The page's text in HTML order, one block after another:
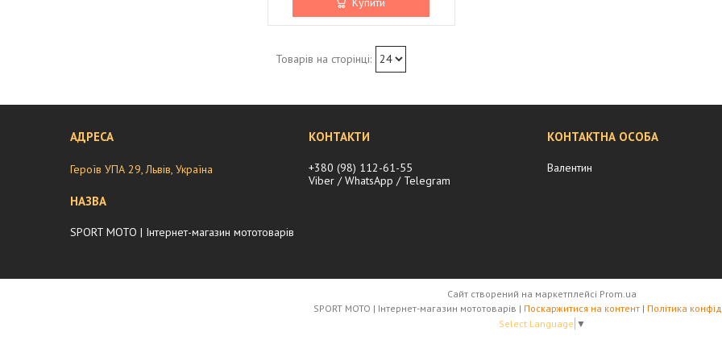
Героїв УПА 29, Львів, Україна
SPORT MOTO | Інтернет-магазин мототоварів
+380 (98) 112-61-55
Viber / WhatsApp / Telegram
Валентин
Сайт створений на маркетплейсі Prom.ua
SPORT MOTO | Інтернет-магазин мототоварів | Поскаржитися на контент | Політика
Select Language ▼